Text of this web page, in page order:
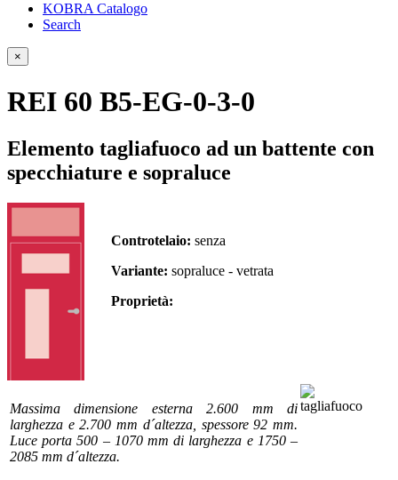
KOBRA Catalogo
Search
×
REI 60 B5-EG-0-3-0
Elemento tagliafuoco ad un battente con
specchiature e sopraluce
Massima dimensione esterna 2.600 mm di
larghezza e 2.700 mm d´altezza, spessore 92 mm.
Luce porta 500 – 1070 mm di larghezza e 1750 –
2085 mm d´altezza.
Controtelaio: senza
Variante: sopraluce - vetrata
Proprietà: